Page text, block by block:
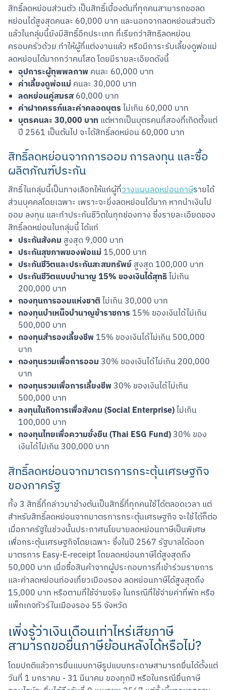
สแกนเพื่อดาวน์โหลด
สิทธิ์ลดหย่อนส่วนตัว เป็นสิทธิ์เบื้องต้นที่ทุกคนสามารถขอลด
หย่อนได้สูงสุดคนละ 60,000 บาท และนอกจากลดหย่อนส่วนตัว
แล้วในกลุ่มนี้ยังมีสิทธิ์อีกประเภท ที่เรียกว่าสิทธิลดหย่อน
ครอบครัวด้วย ทำให้ผู้ที่แต่งงานแล้ว หรือมีภาระรับเลี้ยงดูพ่อแม่
ลดหย่อนได้มากกว่าคนโสด โดยมีรายละเอียดดังนี้
อุปการะผู้ทุพพลภาพ คนละ 60,000 บาท
ค่าเลี้ยงดูพ่อแม่ คนละ 30,000 บาท
ลดหย่อนคู่สมรส60,000 บาท
ค่าฝากครรภ์และค่าคลอดบุตรไม่เกิน 60,000 บาท
บุตรคนละ 30,000 บาท แต่หากเป็นบุตรคนที่สองที่เกิดตั้งแต่
ปี 2561 เป็นต้นไป จะได้สิทธิ์ลดหย่อน 60,000 บาท
สิทธิ์ลดหย่อนจากการออม การลงทุน และซื้อ
ผลิตภัณฑ์ประกัน
สิทธิ์ในกลุ่มนี้เป็นทางเลือกให้แก่ผู้ที่วางแผนลดหย่อนภาษีรายได้
ส่วนบุคคลโดยเฉพาะ เพราะจะยิ่งลดหย่อนได้มาก หากนำเงินไป
ออม ลงทุน และทำประกันชีวิตในทุกช่องทาง ซึ่งรายละเอียดของ
สิทธิ์ลดหย่อนในกลุ่มนี้ ได้แก่
ประกันสังคม สูงสุด 9,000 บาท
ประกันสุขภาพของพ่อแม่ 15,000 บาท
ประกันชีวิตและประกันสะสมทรัพย์สูงสุด 100,000 บาท
ประกันชีวิตแบบบำนาญ 15% ของเงินได้สุทธิไม่เกิน
200,000 บาท
กองทุนการออมแห่งชาติ ไม่เกิน 30,000 บาท
กองทุนบำเหน็จบำนาญข้าราชการ 15% ของเงินได้ไม่เกิน
500,000 บาท
กองทุนสำรองเลี้ยงชีพ 15% ของเงินได้ไม่เกิน 500,000
บาท
กองทุนรวมเพื่อการออม 30% ของเงินได้ไม่เกิน 200,000
บาท
กองทุนรวมเพื่อการเลี้ยงชีพ 30% ของเงินได้ไม่เกิน
500,000 บาท
ลงทุนในกิจการเพื่อสังคม (Social Enterprise)ไม่เกิน
100,000 บาท
กองทุนไทยเพื่อความยั่งยืน (Thai ESG Fund)30% ของ
เงินได้ไม่เกิน 300,000 บาท
สิทธิ์ลดหย่อนจากมาตรการกระตุ้นเศรษฐกิจ
ของภาครัฐ
ทั้ง 3 สิทธิ์ที่กล่าวมาข้างต้นเป็นสิทธิ์ที่ทุกคนใช้ได้ตลอดเวลา แต่
สำหรับสิทธิ์ลดหย่อนจากมาตรการกระตุ้นเศรษฐกิจ จะใช้ได้ก็ต่อ
เมื่อภาครัฐในช่วงนั้นประกาศนโยบายลดหย่อนภาษีเป็นพิเศษ
เพื่อกระตุ้นเศรษฐกิจโดยเฉพาะ ซึ่งในปี 2567 รัฐบาลได้ออก
มาตรการ Easy-E-receipt โดยลดหย่อนภาษีได้สูงสุดถึง
50,000 บาท เมื่อซื้อสินค้าจากผู้ประกอบการที่เข้าร่วมรายการ
และค่าลดหย่อนท่องเที่ยวเมืองรอง ลดหย่อนภาษีได้สูงสุดถึง
15,000 บาท หรือตามที่ใช้จ่ายจริง ในกรณีที่ใช้จ่ายค่าที่พัก หรือ
แพ็กเกจทัวร์ในเมืองรอง 55 จังหวัด
เพิ่งรู้ว่าเงินเดือนเท่าไหร่เสียภาษี
สามารถขอยื่นภาษีย้อนหลังได้หรือไม่?
โดยปกติแล้วการยื่นแบบภาษีรูปแบบกระดาษสามารถยื่นได้ตั้งแต่
วันที่ 1 มกราคม - 31 มีนาคม ของทุกปี หรือในกรณียื่นภาษี